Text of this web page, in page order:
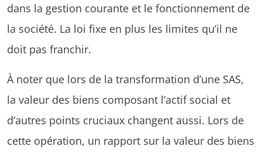
dans la gestion courante et le fonctionnement de
la société. La loi fixe en plus les limites qu’il ne
doit pas franchir.
À noter que lors de la transformation d’une SAS,
la valeur des biens composant l’actif social et
d’autres points cruciaux changent aussi. Lors de
cette opération, un rapport sur la valeur des biens